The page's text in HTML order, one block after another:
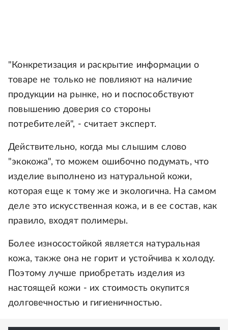
"Конкретизация и раскрытие информации о
товаре не только не повлияют на наличие
продукции на рынке, но и поспособствуют
повышению доверия со стороны
потребителей", - считает эксперт.
Действительно, когда мы слышим слово
"экокожа", то можем ошибочно подумать, что
изделие выполнено из натуральной кожи,
которая еще к тому же и экологична. На самом
деле это искусственная кожа, и в ее состав, как
правило, входят полимеры.
Более износостойкой является натуральная
кожа, также она не горит и устойчива к холоду.
Поэтому лучше приобретать изделия из
настоящей кожи - их стоимость окупится
долговечностью и гигиеничностью.